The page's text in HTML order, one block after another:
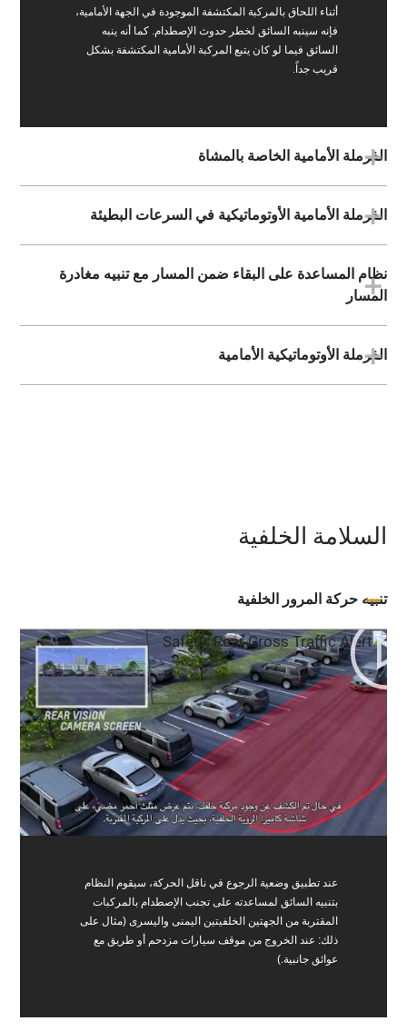
أثناء اللحاق بالمركبة المكتشفة الموجودة في الجهة الأمامية،
فإنه سينبه السائق لخطر حدوث الإصطدام. كما أنه ينبه
السائق فيما لو كان يتبع المركبة الأمامية المكتشفة بشكل
قريب جداً.
الفرملة الأمامية الخاصة بالمشاة
الفرملة الأمامية الأوتوماتيكية في السرعات البطيئة
نظام المساعدة على البقاء ضمن المسار مع تنبيه مغادرة
المسار
الفرملة الأوتوماتيكية الأمامية
السلامة الخلفية
تنبيه حركة المرور الخلفية
عند تطبيق وضعية الرجوع في ناقل الحركة، سيقوم النظام
بتنبيه السائق لمساعدته على تجنب الإصطدام بالمركبات
المقتربة من الجهتين الخلفيتين اليمنى واليسرى (مثال على
ذلك: عند الخروج من موقف سيارات مزدحم أو طريق مع
عوائق جانبية.)